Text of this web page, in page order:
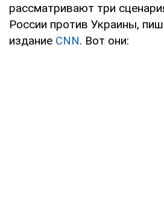
рассматривают три
России против Украины,
издание CNN. Вот они: